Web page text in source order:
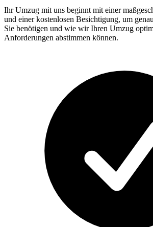
Ihr Umzug mit uns beginnt mit einer
und einer kostenlosen Besichtigung, um
Sie benötigen und wie wir Ihren Umzug
Anforderungen abstimmen können.